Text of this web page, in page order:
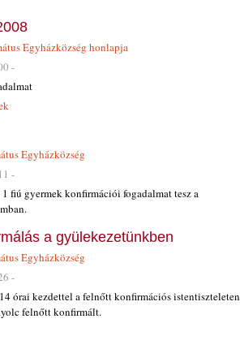
Egyházközség honlapja
-
Egyházközség
-
fiú gyermek konfirmációi fogadalmat tesz a
a gyülekezetünkben
Egyházközség
-
órai kezdettel a felnőtt konfirmációs istentiszteleten
felnőtt konfirmált.